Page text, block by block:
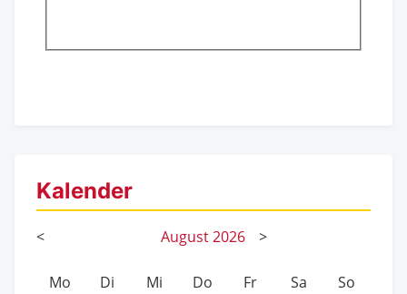
Kalender
< August2026 >
Mo Di Mi Do Fr Sa So